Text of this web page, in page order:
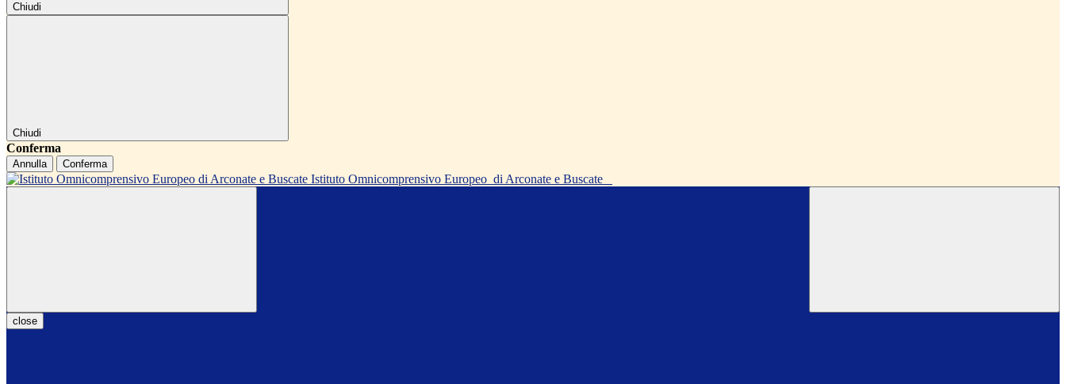
Chiudi
Chiudi
Conferma
Annulla Conferma
Istituto Omnicomprensivo Europeo di Arconate e Buscate
close